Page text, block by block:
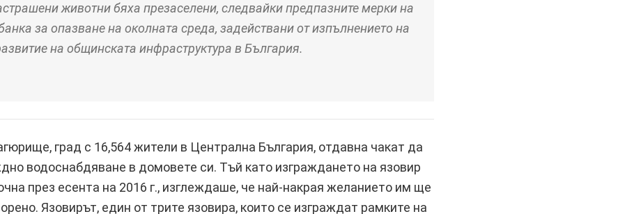
животни бяха презаселени, следвайки предпазните мерки на
за опазване на околната среда, задействани от изпълнението на
на общинската инфраструктура в България.
град с 16,564 жители в Централна България, отдавна чакат да
водоснабдяване в домовете си. Тъй като изграждането на язовир
през есента на 2016 г., изглеждаше, че най-накрая желанието им ще
Язовирът, един от трите язовира, които се изграждат рамките на